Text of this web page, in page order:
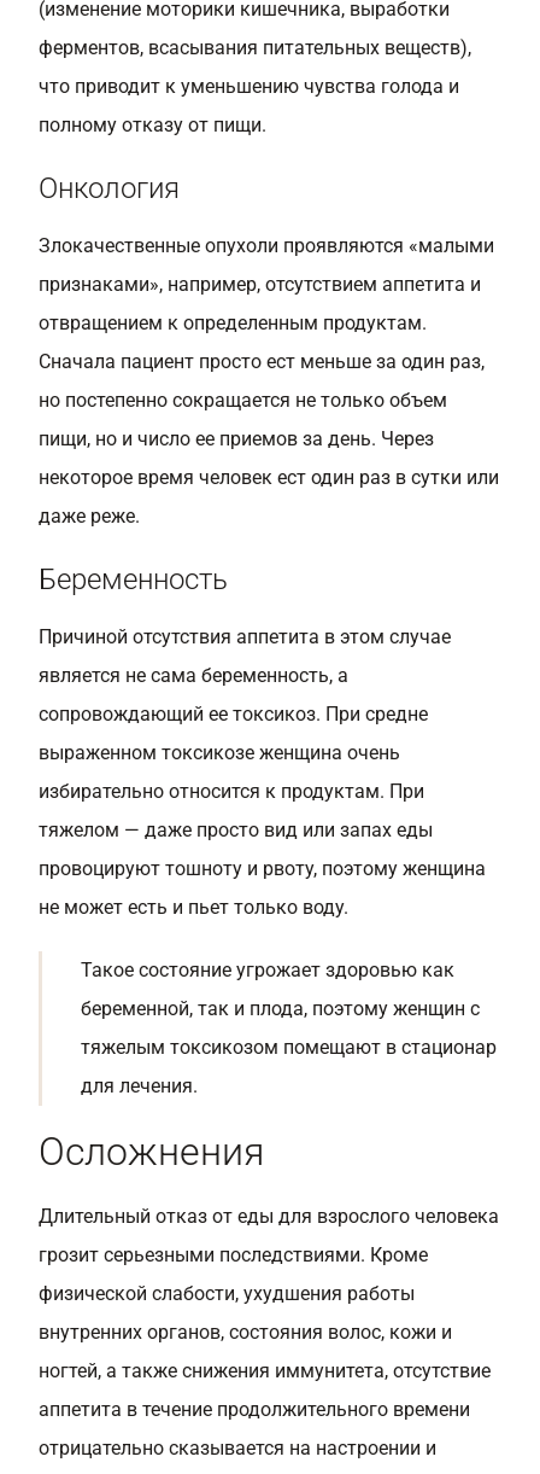
(изменение моторики кишечника, выработки
ферментов, всасывания питательных веществ),
что приводит к уменьшению чувства голода и
полному отказу от пищи.
Онкология
Злокачественные опухоли проявляются «малыми
признаками», например, отсутствием аппетита и
отвращением к определенным продуктам.
Сначала пациент просто ест меньше за один раз,
но постепенно сокращается не только объем
пищи, но и число ее приемов за день. Через
некоторое время человек ест один раз в сутки или
даже реже.
Беременность
Причиной отсутствия аппетита в этом случае
является не сама беременность, а
сопровождающий ее токсикоз. При средне
выраженном токсикозе женщина очень
избирательно относится к продуктам. При
тяжелом — даже просто вид или запах еды
провоцируют тошноту и рвоту, поэтому женщина
не может есть и пьет только воду.
Такое состояние угрожает здоровью как
беременной, так и плода, поэтому женщин с
тяжелым токсикозом помещают в стационар
для лечения.
Осложнения
Длительный отказ от еды для взрослого человека
грозит серьезными последствиями. Кроме
физической слабости, ухудшения работы
внутренних органов, состояния волос, кожи и
ногтей, а также снижения иммунитета, отсутствие
аппетита в течение продолжительного времени
отрицательно сказывается на настроении и